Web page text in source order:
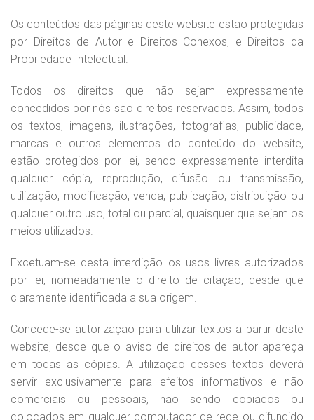
Os conteúdos das páginas deste website estão protegidas
por Direitos de Autor e Direitos Conexos, e Direitos da
Propriedade Intelectual.
Todos os direitos que não sejam expressamente
concedidos por nós são direitos reservados. Assim, todos
os textos, imagens, ilustrações, fotografias, publicidade,
marcas e outros elementos do conteúdo do website,
estão protegidos por lei, sendo expressamente interdita
qualquer cópia, reprodução, difusão ou transmissão,
utilização, modificação, venda, publicação, distribuição ou
qualquer outro uso, total ou parcial, quaisquer que sejam os
meios utilizados.
Excetuam-se desta interdição os usos livres autorizados
por lei, nomeadamente o direito de citação, desde que
claramente identificada a sua origem.
Concede-se autorização para utilizar textos a partir deste
website, desde que o aviso de direitos de autor apareça
em todas as cópias. A utilização desses textos deverá
servir exclusivamente para efeitos informativos e não
comerciais ou pessoais, não sendo copiados ou
colocados em qualquer computador de rede ou difundido